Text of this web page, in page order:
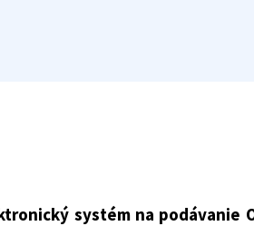
systém na podávanie